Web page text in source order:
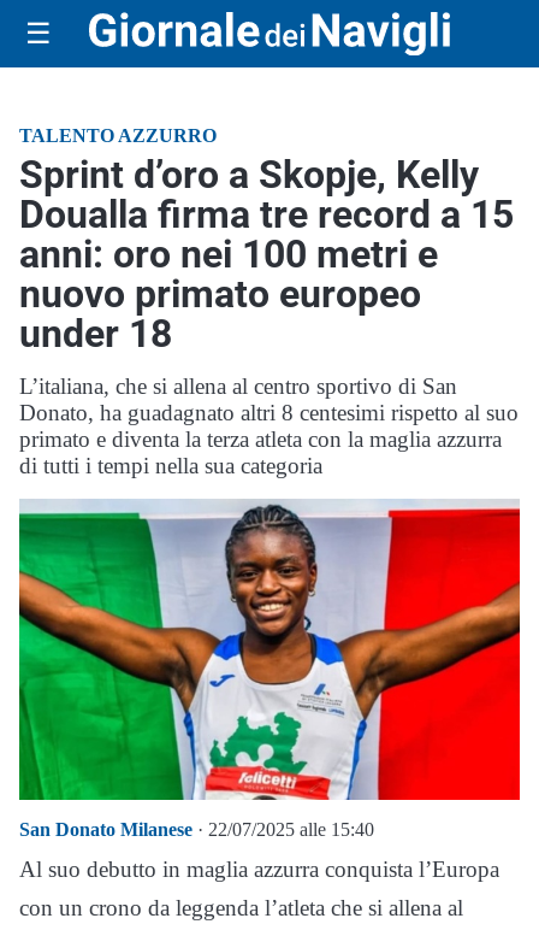
☰
TALENTO AZZURRO
Sprint d’oro a Skopje, Kelly
Doualla firma tre record a 15
anni: oro nei 100 metri e
nuovo primato europeo
under 18
L’italiana, che si allena al centro sportivo di San
Donato, ha guadagnato altri 8 centesimi rispetto al suo
primato e diventa la terza atleta con la maglia azzurra
di tutti i tempi nella sua categoria
San Donato Milanese · 22/07/2025 alle 15:40
Al suo debutto in maglia azzurra conquista l’Europa
con un crono da leggenda l’atleta che si allena al